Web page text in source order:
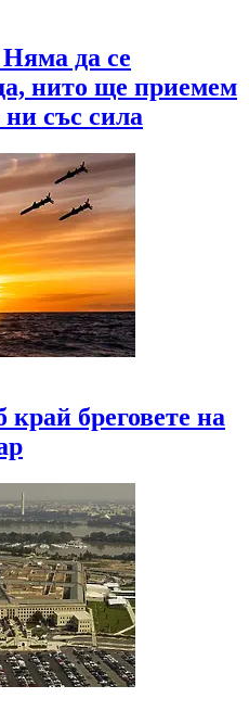
да се
нито ще приемем
със сила
бреговете на